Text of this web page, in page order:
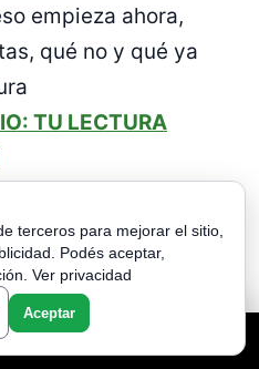
empieza ahora,
qué no y qué ya
TU LECTURA
QUIÉN SE
POR TI
SIGNO DEL
AQUI
terceros para mejorar el sitio,
Podés aceptar,
Ver privacidad
Aceptar